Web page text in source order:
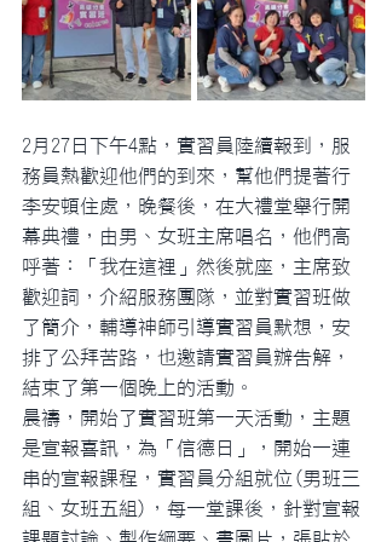
2月27日下午4點，實習員陸續報到，服
務員熱歡迎他們的到來，幫他們提著行
李安頓住處，晚餐後，在大禮堂舉行開
幕典禮，由男、女班主席唱名，他們高
呼著：「我在這裡」然後就座，主席致
歡迎詞，介紹服務團隊，並對實習班做
了簡介，輔導神師引導實習員默想，安
排了公拜苦路，也邀請實習員辦告解，
結束了第一個晚上的活動。
晨禱，開始了實習班第一天活動，主題
是宣報喜訊，為「信德日」，開始一連
串的宣報課程，實習員分組就位(男班三
組、女班五組)，每一堂課後，針對宣報